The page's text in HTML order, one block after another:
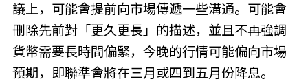
議上，可能會提前向市場傳遞一些溝通。可能會
刪除先前對「更久更長」的描述，並且不再強調
貨幣需要長時間偏緊，今晚的行情可能偏向市場
預期，即聯準會將在三月或四到五月份降息。